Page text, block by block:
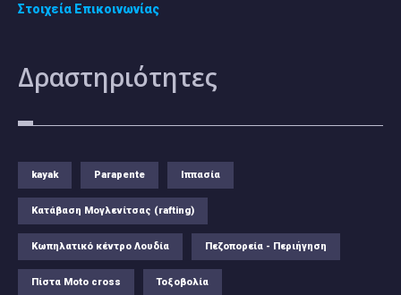
Στοιχεία Επικοινωνίας
Δραστηριότητες
kayak Parapente Ιππασία
Κατάβαση Μογλενίτσας (rafting)
Κωπηλατικό κέντρο Λουδία Πεζοπορεία - Περιήγηση
Πίστα Moto cross Τοξοβολία